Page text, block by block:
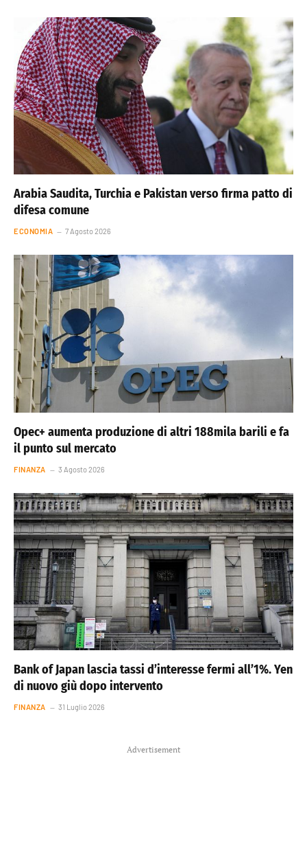
Arabia Saudita, Turchia e Pakistan verso firma patto di
difesa comune
ECONOMIA 7 Agosto 2026
Opec+ aumenta produzione di altri 188mila barili e fa
il punto sul mercato
FINANZA 3 Agosto 2026
Bank of Japan lascia tassi d’interesse fermi all’1%. Yen
di nuovo giù dopo intervento
FINANZA 31 Luglio 2026
Advertisement